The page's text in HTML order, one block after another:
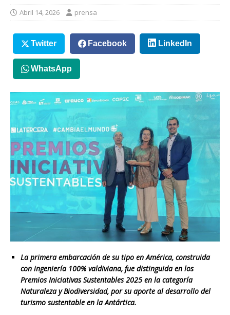
Abril 14, 2026 prensa
Twitter Facebook LinkedIn
WhatsApp
La primera embarcación de su tipo en América, construida
con ingeniería 100% valdiviana, fue distinguida en los
Premios Iniciativas Sustentables 2025 en la categoría
Naturaleza y Biodiversidad, por su aporte al desarrollo del
turismo sustentable en la Antártica.